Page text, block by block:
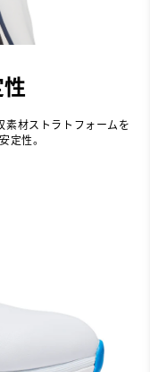
素材ストラトフォームを
定性。